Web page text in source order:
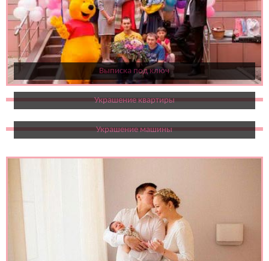
Выписка под ключ
Украшение квартиры
Украшение машины